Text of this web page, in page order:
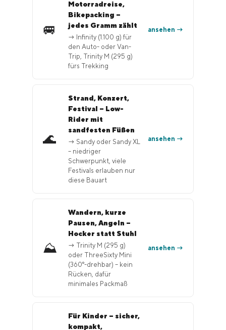
🚐
Motorradreise,
Bikepacking –
jedes Gramm zählt
→ Infinity (1.100 g) für
den Auto- oder Van-
Trip, Trinity M (295 g)
fürs Trekking
ansehen →
🌊
Strand, Konzert,
Festival – Low-
Rider mit
sandfesten Füßen
→ Sandy oder Sandy XL
– niedriger
Schwerpunkt, viele
Festivals erlauben nur
diese Bauart
ansehen →
⛰️
Wandern, kurze
Pausen, Angeln –
Hocker statt Stuhl
→ Trinity M (295 g)
oder ThreeSixty Mini
(360°-drehbar) – kein
Rücken, dafür
minimales Packmaß
ansehen →
Für Kinder – sicher,
kompakt,